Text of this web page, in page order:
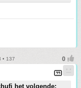
• 137
het volgende: